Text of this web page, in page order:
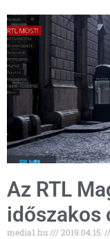
Az RTL
időszakos
media1.hu 2019.04.15.